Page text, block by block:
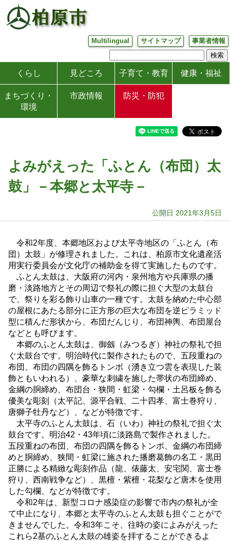
Multilingual サイトマップ 事業者情報
くらし 見どころ 子育て・教育 健康・福祉
まちづくり・
環境
市政情報 防災・防犯
よみがえった「ふとん（布団）太
鼓」－本郷と太平寺－
公開日 2021年3月5日
令和2年度、本郷地区および太平寺地区の「ふとん（布
団）太鼓」が修理されました。これは、柏原市文化遺産活
用実行委員会が文化庁の補助金を得て実施したものです。
ふとん太鼓は、大阪府の河内・泉州地方や兵庫県の播
磨・淡路地方とその周辺で祭礼の際に担ぐ大型の太鼓台
で、祭りを彩る飾り山車の一種です。太鼓を納めた中心部
の屋根にあたる部分に正方形の巨大な布団を逆ピラミッド
型に積んだ形状から、布団だんじり、布団神輿、布団屋台
などとも呼びます。
本郷のふとん太鼓は、御劔（みつるぎ）神社の祭礼で担
ぐ太鼓台です。明治時代に製作されたもので、五段重ねの
布団、布団の四隅を飾るトンボ（湧き立つ雲を表現した装
飾ともいわれる）、豪華な刺繍を施した帯状の布団締め、
金綱の胴締め、布団台・狭間・虹梁・勾欄・土呂板を飾る
優美な彫刻（太平記、源平合戦、二十四孝、富士巻狩り、
唐獅子牡丹など）、などが特徴です。
太平寺のふとん太鼓は、石（いわ）神社の祭礼で担ぐ太
鼓台です。明治42・43年頃に淡路島で製作されました。
五段重ねの布団、布団の四隅を飾るトンボ、金綱の布団締
めと胴締め、狭間・虹梁に施された播磨葛飾の名工・黒田
正勝による精緻な彫刻作品（龍、俵藤太、安宅関、富士巻
狩り、西南戦争など）、黒檀・紫檀・花梨など唐木を使用
した勾欄、などが特徴です。
令和2年は、新型コロナ感染症の影響で市内の祭礼が全
て中止になり、本郷と太平寺のふとん太鼓も担ぐことがで
きませんでした。令和3年こそ、往時の姿によみがえった
これら2基のふとん太鼓の雄姿を拝することができるよ